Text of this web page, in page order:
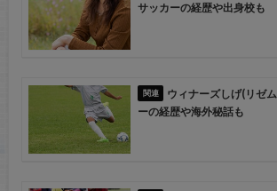
サッカーの経歴や出身校も
ウィナーズしげ(リゼ
ーの経歴や海外秘話も